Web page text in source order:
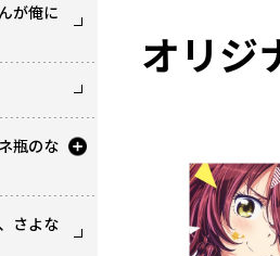
が俺に
瓶のな
さよな
オリジ